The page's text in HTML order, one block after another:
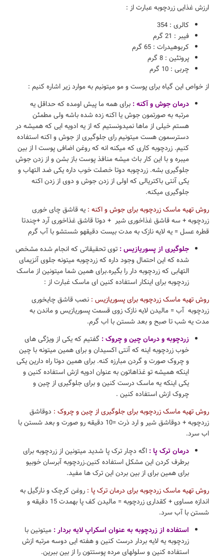
ارزش غذایی زردچوبه عبارت از :
کالری : 354
فیبر : 21 گرم
کربوهیدرات : 65 گرم
پروتئین : 8 گرم
چربی : 10 گرم
از خواص این گیاه برای پوست و مو میتونیم به موارد زیر اشاره کنیم :
درمان جوش و آکنه : برای همه ما پیش اومده که حداقل یه
مرتبه به صورتمون جوش یا اکنه زده شده باشه ولی مطمئن
هستم خیلی از ماها نمیدونستیم که از یه ادویه ایی که همیشه در
دسترسمون هست میتونیم رای جلوگیری از جوش و اکنه استفاده
کنیم. زردچوبه کاری که میکنه انه که روغن اضافی پوست ا از بین
میبره و با این کار باث میشه منافذ پوست باز بشن و از زدن جوش
جلوگیری بشه. زردچوبه دوتا خصلت خوب داره یکی ضد التهاب و
یکی آنتی باکتریالی که اولی از زدن جوش و دوی از زدن اکنه
جلوگیری میکنه.
روش تهیه ماسک زردچوبه برای جوش و اکنه : یه قاشق چای خوری
زردچوبه + سه قاشق غذاخوری شیر + دوتا قاشق غذاخوری آرد +چندتا
قطره عسل = یه لایه نازک به مدت بیست دقیقهو شستشو با آب گرم
جلوگیری از پسوریازیس : توی تحقیقاتی که انجام شده مشخص
شده که این احتمال وجود داره که زردچوبه میتونه جلوی آنزیمای
التهابی که زردچوبه دار را بگیره.برای همین شما میتونین از ماسک
زردچوبه برای اینکار استفاده کنین ای ماسک غبارت از :
روش تهیه ماسک زردچوبه برای پسوریازیس : نصب قاشق چایخوری
زردچوبه آب = مالیدن لایه نازک زوی قسمت پسوریازیس و ماندن به
مدت یه شب تا صبح و بعد شستن با اب گرم.
زردچوبه و درمان چین و چروک : گفتیم که یکی از ویژگی های
خوب زردچوبه اینه که آنتی اکسیدان و برای همین میتونه با چین
و چروک صورت و گردن مبارزه کنه. برای همین دوتا راه دارین یکی
اینکه همیشه تو غذاهاتون به عنوان ادویه ازش استفاده کنین و
یکی اینکه یه ماسک درست کنین و برای جلوگیری از چین و
چروک ازش استفاده کنین .
روش تهیه ماسک زردچوبه برای جلوگیری از چین و چروک : دوقاشق
زردچوبه + دوقاشق شیر و ارد ذرت =10 دقیقه رو صورت و بعد شستن با
اب سرد.
درمان ترک پا : اگه دچار ترک پا شدید میتونین از زردچوبه برای
برطرف کردن این مشکل استفاده کنین.زردچوبه آبرسان خوبیو
برای همین برای از بین بردن این ترک ها مفید.
روش تهیه ماسک زردچوبه برای درمان ترک پا : روغن کرچک و نارگیل به
اندازه مساوی + کقداری زردچوبه = مالیدن کف پا بهمدت 15 دقیقه و
شستن با آب سرد.
استفاده از زردچوبه به عنوان اسکراپ لایه بردار : میتونین با
زردچوبه یه لایه بردار درست کنین و هفته ایی دوسه مرتبه ازش
استفاده کنین و سلولهای مرده پوستتون را از بین ببرین.